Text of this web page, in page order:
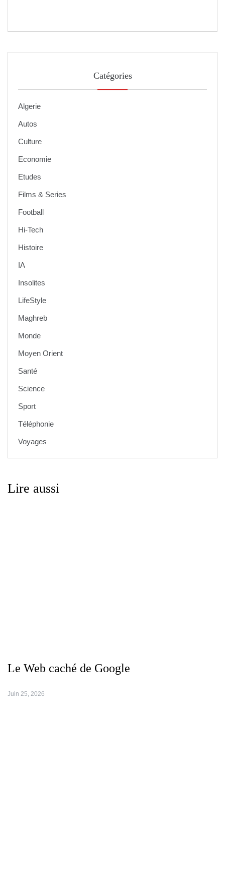
Catégories
Algerie
Autos
Culture
Economie
Etudes
Films & Series
Football
Hi-Tech
Histoire
IA
Insolites
LifeStyle
Maghreb
Monde
Moyen Orient
Santé
Science
Sport
Téléphonie
Voyages
Lire aussi
Le Web caché de Google
Juin 25, 2026